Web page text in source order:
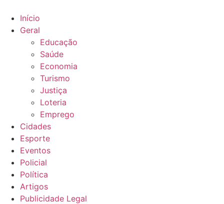
para
conteúdo
Início
Geral
Educação
Saúde
Economia
Turismo
Justiça
Loteria
Emprego
Cidades
Esporte
Eventos
Policial
Política
Artigos
Publicidade Legal